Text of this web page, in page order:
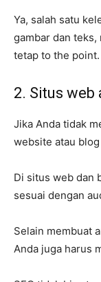
Ya, salah satu
gambar dan teks,
tetap to the point.
2. Situs web
Jika Anda tidak
website atau
Di situs web dan
sesuai dengan
Selain membuat
Anda juga harus